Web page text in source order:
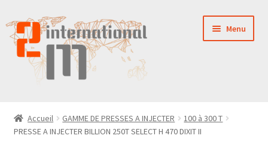
Aller
à
la
navigation
Aller
au
contenu
Menu
NOUVEAUTÉS
Accueil GAMME DE PRESSES A INJECTER
100 à 300 T
PRESSE A INJECTER BILLION 250T SELECT H 470 DIXIT II